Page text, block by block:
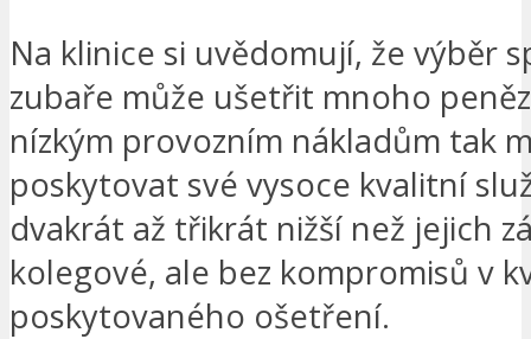
Na klinice si uvědomují, že výběr
zubaře může ušetřit mnoho
nízkým provozním nákladům tak
poskytovat své vysoce kvalitní
dvakrát až třikrát nižší než jejich
kolegové, ale bez kompromisů v
poskytovaného ošetření.